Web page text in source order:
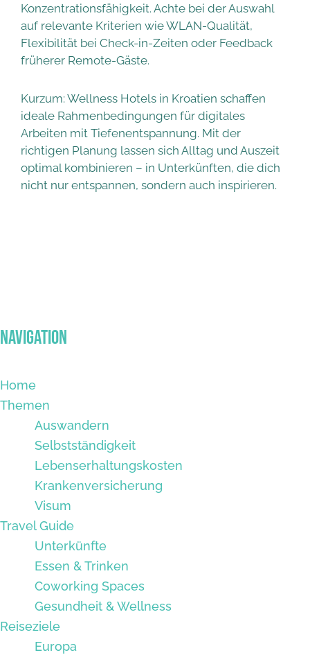
Konzentrationsfähigkeit. Achte bei der Auswahl
auf relevante Kriterien wie WLAN-Qualität,
Flexibilität bei Check-in-Zeiten oder Feedback
früherer Remote-Gäste.
Kurzum: Wellness Hotels in Kroatien schaffen
ideale Rahmenbedingungen für digitales
Arbeiten mit Tiefenentspannung. Mit der
richtigen Planung lassen sich Alltag und Auszeit
optimal kombinieren – in Unterkünften, die dich
nicht nur entspannen, sondern auch inspirieren.
Navigation
Home
Themen
Auswandern
Selbstständigkeit
Lebenserhaltungskosten
Krankenversicherung
Visum
Travel Guide
Unterkünfte
Essen & Trinken
Coworking Spaces
Gesundheit & Wellness
Reiseziele
Europa